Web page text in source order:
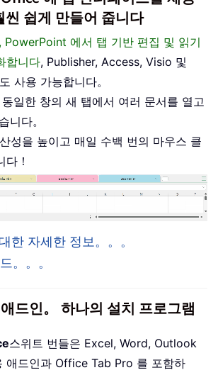
씬 쉽게 만들어 줍니다
PowerPoint 에서 탭 기반 편집 및 읽기
합니다, Publisher, Access, Visio 및
사용 가능합니다。
일한 창의 새 탭에서 여러 문서를 열고
니다。
성을 높이고 매일 수백 번의 마우스 클
다！
한 자세한 정보。。。
。。。
드인。 하나의 설치 프로그램
스위트 번들은 Excel, Word, Outlook
애드인과 Office Tab Pro 를 포함하